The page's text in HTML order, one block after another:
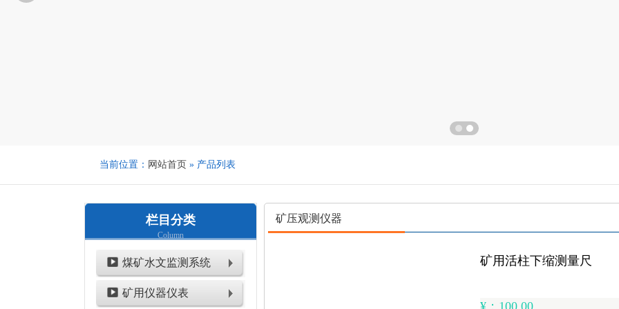
当前位置： 网站首页 » 产品列表
栏目分类
Column
煤矿水文监测系统
矿用仪器仪表
矿压观测仪器
矿用活柱下缩测量尺
¥：100.00